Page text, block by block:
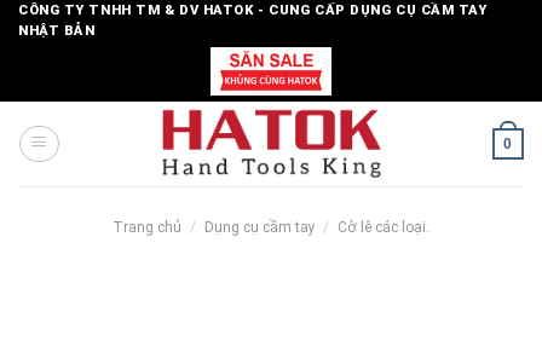
SkipCÔNG TY TNHH TM & DV HATOK - CUNG CẤP DỤNG CỤ CẦM TAY
NHẬT BẢN
0
Trang chủ / Dụng cụ cầm tay / Cờ lê các loại.